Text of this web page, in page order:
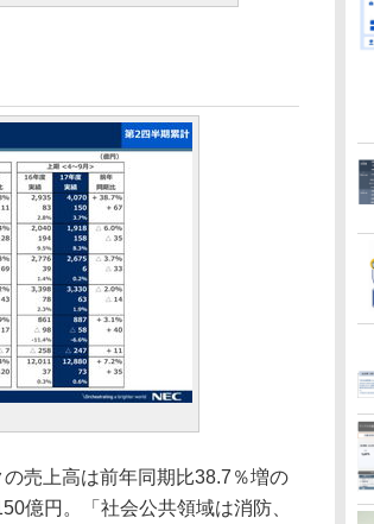
売上高は前年同期比38.7％増の
億円。「社会公共領域は消防、